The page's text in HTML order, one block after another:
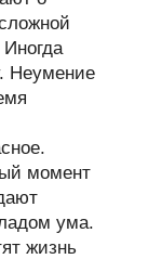
Неумение
момент
ума.
жизнь